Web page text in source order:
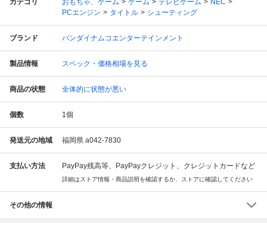
カテゴリ おもちゃ、ゲーム ゲーム テレビゲーム
NEC
PCエンジン
タイトル シューティング
ブランド バンダイナムコエンターテインメント
製品情報 スペック・価格相場を見る
商品の状態 全体的に状態が悪い
個数 1個
発送元の地域 福岡県 a042-7830
支払い方法 PayPay残高等、PayPayクレジット、クレジットカードなど
詳細はストア情報・商品説明を確認するか、ストアに確認してください
その他の情報